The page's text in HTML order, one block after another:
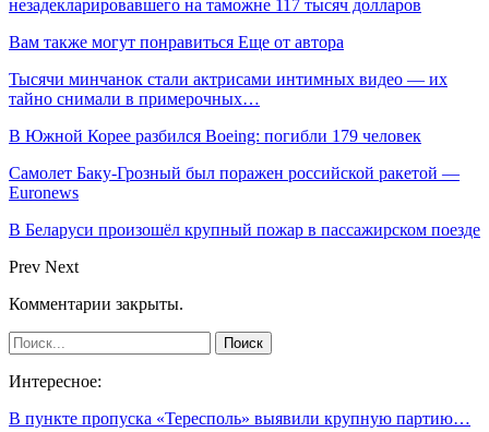
незадекларировавшего на таможне 117 тысяч долларов
Вам также могут понравиться Еще от автора
Тысячи минчанок стали актрисами интимных видео — их
тайно снимали в примерочных…
В Южной Корее разбился Boeing: погибли 179 человек
Самолет Баку-Грозный был поражен российской ракетой —
Euronews
В Беларуси произошёл крупный пожар в пассажирском поезде
Prev Next
Комментарии закрыты.
Интересное:
В пункте пропуска «Тересполь» выявили крупную партию…